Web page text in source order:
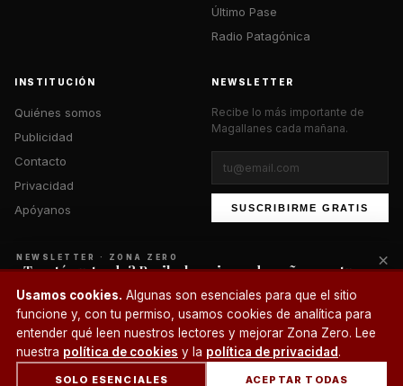
Último Pase
Radio Patagónica
INSTITUCIÓN
Quiénes somos
Publicidad
Contacto
Privacidad
Apóyanos
NEWSLETTER
Recibe lo más importante de
Magallanes cada mañana.
SUSCRIBIRME GRATIS
© 2026 Zona Zero Media. Todos los derechos reservados.
Usamos cookies. Algunas son esenciales para que el sitio
funcione y, con tu permiso, usamos cookies de analítica para
entender qué leen nuestros lectores y mejorar Zona Zero. Lee
nuestra política de cookies y la política de privacidad.
SOLO ESENCIALES ACEPTAR TODAS
¿Un café?
NEWSLETTER · ZONA ZERO
¿Te está gustando? Recibe lo mejor cada mañana en tu
correo.
SUSCRIBIRME
×